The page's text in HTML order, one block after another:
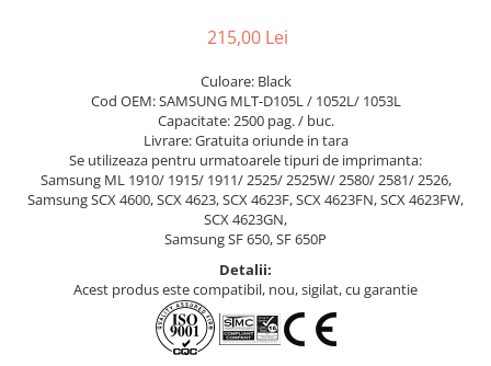
215,00 Lei
Culoare: Black
Cod OEM: SAMSUNG MLT-D105L / 1052L/ 1053L
Capacitate: 2500 pag. / buc.
Livrare: Gratuita oriunde in tara
Se utilizeaza pentru urmatoarele tipuri de imprimanta:
Samsung ML 1910/ 1915/ 1911/ 2525/ 2525W/ 2580/ 2581/ 2526,
Samsung SCX 4600, SCX 4623, SCX 4623F, SCX 4623FN, SCX 4623FW,
SCX 4623GN,
Samsung SF 650, SF 650P
Detalii:
Acest produs este compatibil, nou, sigilat, cu garantie